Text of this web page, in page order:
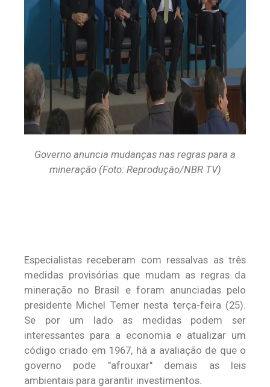
Governo anuncia mudanças nas regras para a
mineração (Foto: Reprodução/NBR TV)
Especialistas receberam com ressalvas as três
medidas provisórias que mudam as regras da
mineração no Brasil e foram anunciadas pelo
presidente Michel Temer nesta terça-feira (25).
Se por um lado as medidas podem ser
interessantes para a economia e atualizar um
código criado em 1967, há a avaliação de que o
governo pode "afrouxar" demais as leis
ambientais para garantir investimentos.